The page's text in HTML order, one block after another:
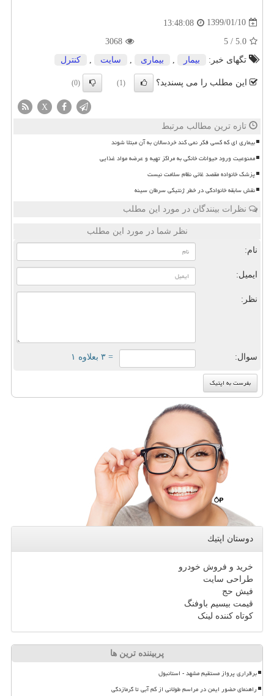
1399/01/10
13:48:08
5.0
/
5
3068
تگهای خبر:
بیمار بیماری سایت كنترل
این مطلب را می پسندید؟ (1)
(0)
X
تازه ترین مطالب مرتبط
بیماری ای که کسی فکر نمی کند خردسالان به آن مبتلا شوند
ممنوعیت ورود حیوانات خانگی به مراکز تهیه و عرضه مواد غذایی
پزشک خانواده مقصد غائی نظام سلامت نیست
نقش سابقه خانوادگی در خطر ژنتیکی سرطان سینه
نظرات بینندگان در مورد این مطلب
نظر شما در مورد این مطلب
نام:
ایمیل:
نظر:
سوال: = ۳ بعلاوه ۱
دوستان اپتیك
خرید و فروش خودرو
طراحی سایت
فیش حج
قیمت بیسیم باوفنگ
کوتاه کننده لینک
پربیننده ترین ها
برقراری پرواز مستقیم مشهد - استانبول
راهنمای حضور ایمن در مراسم طولانی از کم آبی تا گرمازدگی